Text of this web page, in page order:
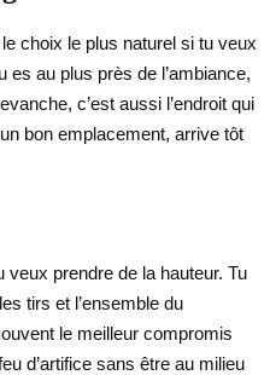
choix le plus naturel si tu veux
es au plus près de l’ambiance,
c’est aussi l’endroit qui
bon emplacement, arrive tôt
prendre de la hauteur. Tu
tirs et l’ensemble du
le meilleur compromis
d’artifice sans être au milieu